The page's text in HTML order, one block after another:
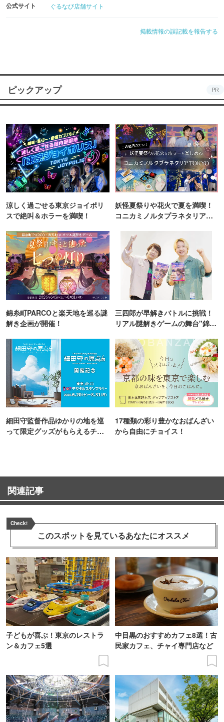
公式サイト ぐるなび店舗サイト
掲載情報の誤記載を報告する
ピックアップ PR
涼しく過ごせる東京ジョイポリ
スで絶叫＆ホラーを満喫！
妖怪夏祭りや花火で夏を満喫！
コニカミノルタプラネタリア
錦糸町PARCOと楽天地を巡る謎
解き企画が開催！
三四郎が早解きバトルに挑戦！
リアル謎解きゲームの舞台"錦糸
細田守監督作品ゆかりの地を巡
って限定グッズがもらえるチャ
17種類の彩り豊かなおばんざい
から自由にチョイス！
関連記事
Check!
このスポットを見ているあなたにオススメ
子どもが喜ぶ！東京のレストラ
ン＆カフェ5選
中目黒のおすすめカフェ8選！古
民家カフェ、チャイ専門店など